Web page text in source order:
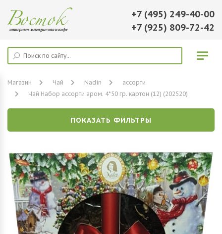
+7 (495) 249-40-00
+7 (925) 809-72-42
Магазин Чай Nadin
ассорти
Чай Набор ассорти аром. 4*50 гр. картон (12) (202520)
ПОКАЗАТЬ ФИЛЬТРЫ